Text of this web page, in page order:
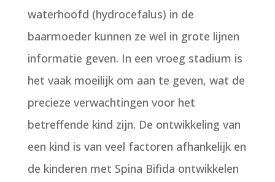
waterhoofd (hydrocefalus) in de
baarmoeder kunnen ze wel in grote lijnen
informatie geven. In een vroeg stadium is
het vaak moeilijk om aan te geven, wat de
precieze verwachtingen voor het
betreffende kind zijn. De ontwikkeling van
een kind is van veel factoren afhankelijk en
de kinderen met Spina Bifida ontwikkelen